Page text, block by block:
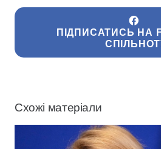
ПІДПИСАТИСЬ НА
Схожі матеріали